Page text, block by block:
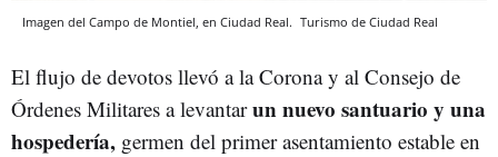
Imagen del Campo de Montiel, en Ciudad Real. Turismo de Ciudad Real
El flujo de devotos llevó a la Corona y al Consejo de
Órdenes Militares a levantarun nuevo santuario y una
hospedería, germen del primer asentamiento estable en